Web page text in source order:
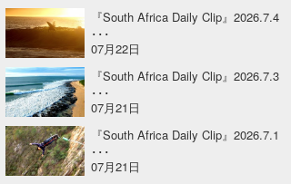
『South Africa Daily Clip』2026.7.4
･･･
07月22日
『South Africa Daily Clip』2026.7.3
･･･
07月21日
『South Africa Daily Clip』2026.7.1
･･･
07月21日
熊谷素子
植村未来
NOBUFUKU
大野”MAR”修聖
喜納海人
ECE
G◎Da
H
KID
KOBU